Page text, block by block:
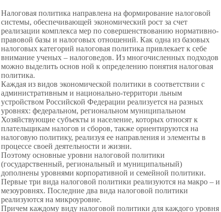
Налоговая политика направлена на формирование налоговой
системы, обеспечивающей экономический рост за счет
реализации комплекса мер по совершенствованию нормативно-
правовой базы и налоговых отношений. Как одна из базовых
налоговых категорий налоговая политика привлекает к себе
внимание ученых – налоговедов. Из многочисленных подходов
можно выделить основ ной к определению понятия налоговая
политика.
Каждая из видов экономической политики в соответствии с
административным и национально-территори льным
устройством Российской Федерации реализуется на разных
уровнях: федеральном, региональном муниципальном
Хозяйствующие субъекты и население, которых относят к
плательщикам налогов и сборов, также ориентируются на
налоговую политику, реализуя ее направления и элементы в
процессе своей деятельности и жизни.
Поэтому основные уровни налоговой политики
(государственный, региональный и муниципальный)
дополнены уровнями корпоративной и семейной политики.
Первые три вида налоговой политики реализуются на макро – и
мезоуровнях. Последние два вида налоговой политики
реализуются на микроуровне.
Причем каждому виду налоговой политики для каждого уровня